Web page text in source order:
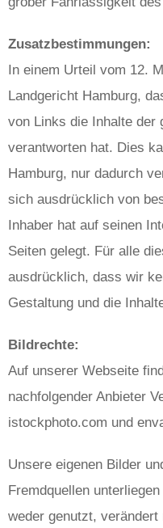
Zusatzbestimmungen:
In einem Urteil vom 12.
Landgericht Hamburg,
von Links die Inhalte der
verantworten hat. Dies
Hamburg, nur dadurch
sich ausdrücklich von
Inhaber hat auf seinen
Seiten gelegt. Für alle
ausdrücklich, dass wir
Gestaltung und die
Bildrechte:
Auf unserer Webseite
nachfolgender Anbieter
istockphoto.com und
Unsere eigenen Bilder
Fremdquellen
weder genutzt,